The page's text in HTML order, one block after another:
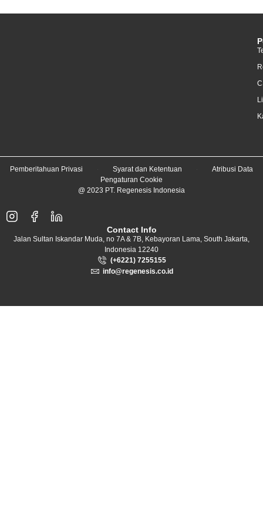
Pemberitahuan Privasi Syarat dan Ketentuan
Atribusi Data
Pengaturan Cookie
@ 2023 PT. Regenesis Indonesia
Contact Info
Jalan Sultan Iskandar Muda, no 7A & 7B, Kebayoran Lama, South Jakarta,
Indonesia 12240
(+6221) 7255155
info@regenesis.co.id